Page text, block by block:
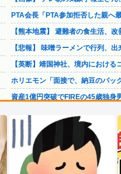
PTA会長「PTA参加拒否した親へ
【熊本地震】 避難者の食生活、
【悲報】 味噌ラーメンで行列、出
【英断】靖国神社、境内におけ
ホリエモン「面接で、納豆のパッ
資産1億円突破でFIREの45歳独身
原爆ドーム前に居座る”市民団体
PTA会長「PTA参加拒否した親へ
激混みのはずの東京駅で鍵が空い
日本をダメにした総理大臣、ワー